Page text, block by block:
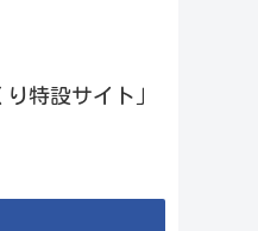
特設サイト」